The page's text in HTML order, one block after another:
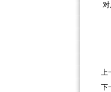
上
下